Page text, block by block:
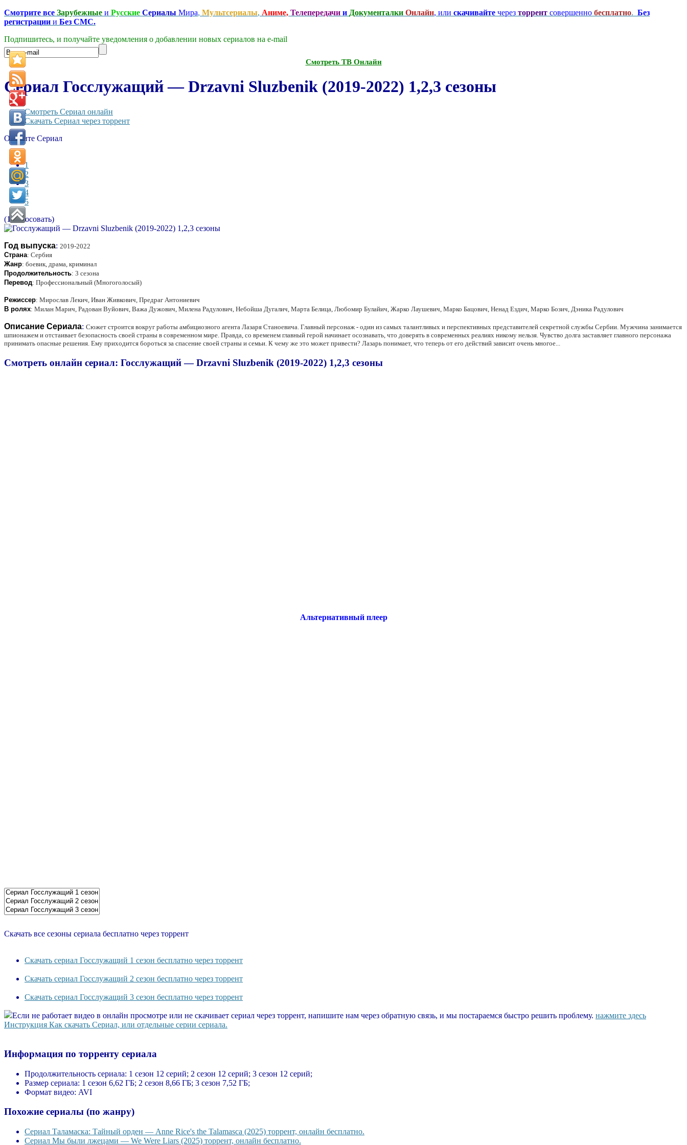
Смотрите все Зарубежные и Русские Сериалы Мира, Мультсериалы, Аниме, Телепередачи и Документалки Онлайн, или скачивайте через торрент совершенно бесплатно. Без
регистрации и Без СМС.
Подпишитесь, и получайте уведомления о добавлении новых сериалов на e-mаil
Смотреть ТВ Онлайн
Сериал Госслужащий — Drzavni Sluzbenik (2019-2022) 1,2,3 сезоны
Смотреть Сериал онлайн
Скачать Сериал через торрент
Оцените Сериал
1
2
3
4
5
(1 Голосовать)
Год выпуска: 2019-2022
Страна: Сербия
Жанр: боевик, драма, криминал
Продолжительность: 3 сезона
Перевод: Профессиональный (Многоголосый)
Режиссер: Мирослав Лекич, Иван Живкович, Предраг Антониевич
В ролях: Милан Марич, Радован Вуйович, Важа Дужович, Милена Радулович, Небойша Дугалич, Марта Белица, Любомир Булайич, Жарко Лаушевич, Марко Бацович, Ненад Ездич, Марко Бозич, Дэника Радулович
Описание Сериала: Сюжет строится вокруг работы амбициозного агента Лазаря Станоевича. Главный персонаж - один из самых талантливых и перспективных представителей секретной службы Сербии. Мужчина занимается
шпионажем и отстаивает безопасность своей страны в современном мире. Правда, со временем главный герой начинает осознавать, что доверять в современных реалиях никому нельзя. Чувство долга заставляет главного персонажа
принимать опасные решения. Ему приходится бороться за спасение своей страны и семьи. К чему же это может привести? Лазарь понимает, что теперь от его действий зависит очень многое...
Смотреть онлайн сериал: Госслужащий — Drzavni Sluzbenik (2019-2022) 1,2,3 сезоны
Альтернативный плеер
Скачать все сезоны сериала бесплатно через торрент
Скачать сериал Госслужащий 1 сезон бесплатно через торрент
Скачать сериал Госслужащий 2 сезон бесплатно через торрент
Скачать сериал Госслужащий 3 сезон бесплатно через торрент
Если не работает видео в онлайн просмотре или не скачивает сериал через торрент, напишите нам через обратную связь, и мы постараемся быстро решить проблему. нажмите здесь
Инструкция Как скачать Сериал, или отдельные серии сериала.
Информация по торренту сериала
Продолжительность сериала: 1 сезон 12 серий; 2 сезон 12 серий; 3 сезон 12 серий;
Размер сериала: 1 сезон 6,62 ГБ; 2 сезон 8,66 ГБ; 3 сезон 7,52 ГБ;
Формат видео: AVI
Похожие сериалы (по жанру)
Сериал Таламаска: Тайный орден — Anne Rice's the Talamasca (2025) торрент, онлайн бесплатно.
Сериал Мы были лжецами — We Were Liars (2025) торрент, онлайн бесплатно.